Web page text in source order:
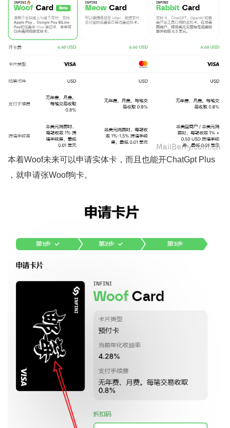
本着Woof未来可以申请实体卡，而且也能开ChatGpt Plus
，就申请张Woof狗卡。